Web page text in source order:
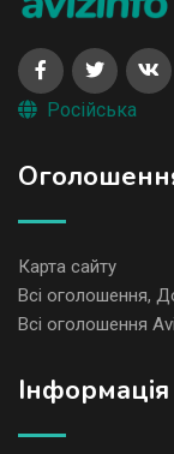
Російська
Карта сайту
Всі оголошення,
Всі оголошення
Iнформація